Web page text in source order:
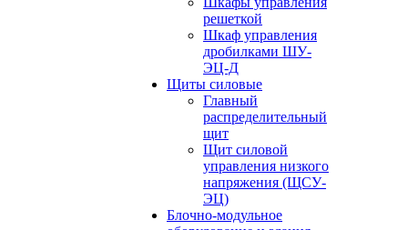
решеткой
Шкаф управления
дробилками ШУ-
ЭЦ-Д
Щиты силовые
Главный
распределительный
щит
Щит силовой
управления низкого
напряжения (ЩСУ-
ЭЦ)
Блочно-модульное